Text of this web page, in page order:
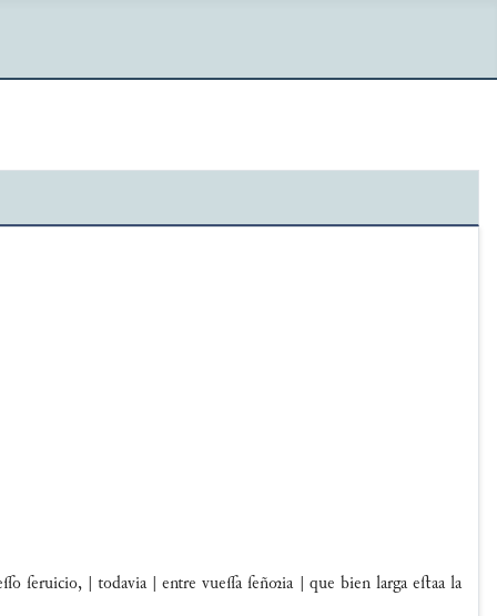
| todavia | entre vuea ſeñia | que bien larga eﬅaa la